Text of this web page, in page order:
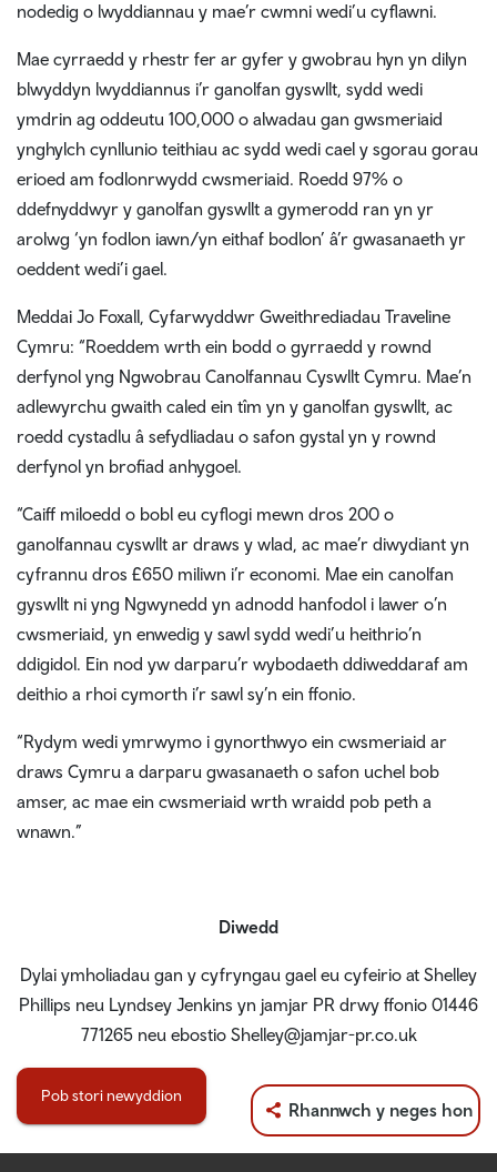
nodedig o lwyddiannau y mae’r cwmni wedi’u cyflawni.
Mae cyrraedd y rhestr fer ar gyfer y gwobrau hyn yn dilyn
blwyddyn lwyddiannus i’r ganolfan gyswllt, sydd wedi
ymdrin ag oddeutu 100,000 o alwadau gan gwsmeriaid
ynghylch cynllunio teithiau ac sydd wedi cael y sgorau gorau
erioed am fodlonrwydd cwsmeriaid. Roedd 97% o
ddefnyddwyr y ganolfan gyswllt a gymerodd ran yn yr
arolwg ‘yn fodlon iawn/yn eithaf bodlon’ â’r gwasanaeth yr
oeddent wedi’i gael.
Meddai Jo Foxall, Cyfarwyddwr Gweithrediadau Traveline
Cymru: “Roeddem wrth ein bodd o gyrraedd y rownd
derfynol yng Ngwobrau Canolfannau Cyswllt Cymru. Mae’n
adlewyrchu gwaith caled ein tîm yn y ganolfan gyswllt, ac
roedd cystadlu â sefydliadau o safon gystal yn y rownd
derfynol yn brofiad anhygoel.
“Caiff miloedd o bobl eu cyflogi mewn dros 200 o
ganolfannau cyswllt ar draws y wlad, ac mae’r diwydiant yn
cyfrannu dros £650 miliwn i’r economi. Mae ein canolfan
gyswllt ni yng Ngwynedd yn adnodd hanfodol i lawer o’n
cwsmeriaid, yn enwedig y sawl sydd wedi’u heithrio’n
ddigidol. Ein nod yw darparu’r wybodaeth ddiweddaraf am
deithio a rhoi cymorth i’r sawl sy’n ein ffonio.
“Rydym wedi ymrwymo i gynorthwyo ein cwsmeriaid ar
draws Cymru a darparu gwasanaeth o safon uchel bob
amser, ac mae ein cwsmeriaid wrth wraidd pob peth a
wnawn.”
Diwedd
Dylai ymholiadau gan y cyfryngau gael eu cyfeirio at Shelley
Phillips neu Lyndsey Jenkins yn jamjar PR drwy ffonio 01446
771265 neu ebostio Shelley@jamjar-pr.co.uk
Pob stori newyddion
Rhannwch y neges hon